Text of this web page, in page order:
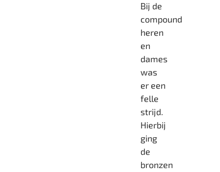
Bij de
compound
heren
en
dames
was
er een
felle
strijd.
Hierbij
ging
de
bronzen